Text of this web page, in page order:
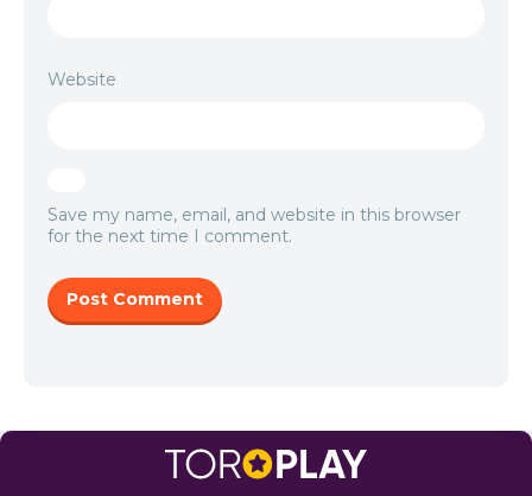
Website
Save my name, email, and website in this browser
for the next time I comment.